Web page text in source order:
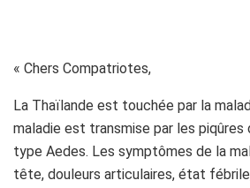
« Chers Compatriotes,
La Thaïlande est touchée par la
maladie est transmise par les piqûres
type Aedes. Les symptômes de la
tête, douleurs articulaires, état